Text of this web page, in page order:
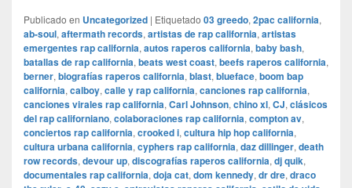
Publicado en Uncategorized | Etiquetado 03 greedo, 2pac california,
ab-soul, aftermath records, artistas de rap california, artistas
emergentes rap california, autos raperos california, baby bash,
batallas de rap california, beats west coast, beefs raperos california,
berner, biografías raperos california, blast, blueface, boom bap
california, calboy, calle y rap california, canciones rap california,
canciones virales rap california, Carl Johnson, chino xl, CJ, clásicos
del rap californiano, colaboraciones rap california, compton av,
conciertos rap california, crooked i, cultura hip hop california,
cultura urbana california, cyphers rap california, daz dillinger, death
row records, devour up, discografías raperos california, dj quik,
documentales rap california, doja cat, dom kennedy, dr dre, draco